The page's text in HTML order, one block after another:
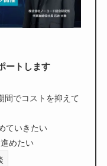
ートします
間でコストを抑えて
ていきたい
めたい